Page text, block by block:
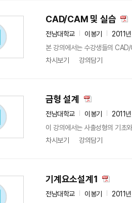
CAD/CAM 및 실습
전남대학교 이봉기
2011
본 강의에서는 수강생들의
차시보기
강의담기
금형 설계
전남대학교 이봉기
2011
이 강의에서는 사출성형의 기초
차시보기
강의담기
기계요소설계1
전남대학교 이봉기
2011